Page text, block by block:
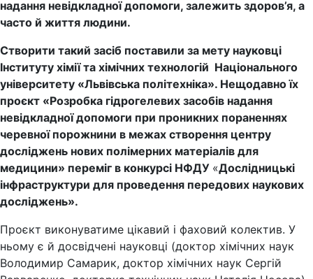
надання невідкладної допомоги, залежить здоров’я, а
часто й життя людини.
Створити такий засіб поставили за мету науковці
Інституту хімії та хімічних технологій Національного
університету «Львівська політехніка». Нещодавно їх
проєкт «Розробка гідрогелевих засобів надання
невідкладної допомоги при проникних пораненнях
черевної порожнини в межах створення центру
досліджень нових полімерних матеріалів для
медицини» переміг в конкурсі НФДУ «Дослідницькі
інфраструктури для проведення передових наукових
досліджень».
Проєкт виконуватиме цікавий і фаховий колектив. У
ньому є й досвідчені науковці (доктор хімічних наук
Володимир Самарик, доктор хімічних наук Сергій